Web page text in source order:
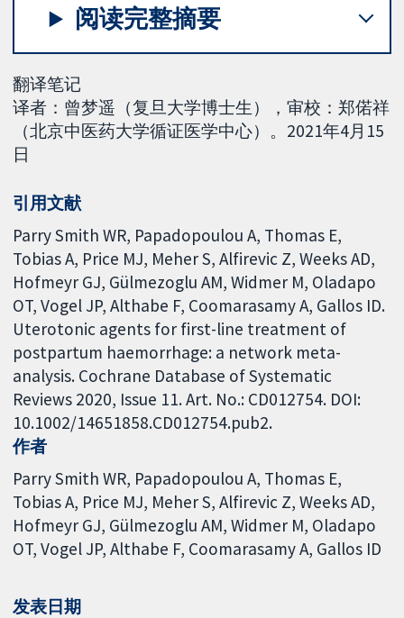
阅读完整摘要
翻译笔记
译者：曾梦遥（复旦大学博士生），审校：郑偌祥
（北京中医药大学循证医学中心）。2021年4月15
日
引用文献
Parry Smith WR, Papadopoulou A, Thomas E,
Tobias A, Price MJ, Meher S, Alfirevic Z, Weeks AD,
Hofmeyr GJ, Gülmezoglu AM, Widmer M, Oladapo
OT, Vogel JP, Althabe F, Coomarasamy A, Gallos ID.
Uterotonic agents for first-line treatment of
postpartum haemorrhage: a network meta-
analysis. Cochrane Database of Systematic
Reviews 2020, Issue 11. Art. No.: CD012754. DOI:
10.1002/14651858.CD012754.pub2.
作者
Parry Smith WR Papadopoulou A Thomas E
Tobias A Price MJ Meher S Alfirevic Z Weeks AD
Hofmeyr GJ Gülmezoglu AM Widmer M Oladapo
OT Vogel JP Althabe F Coomarasamy A Gallos ID
发表日期